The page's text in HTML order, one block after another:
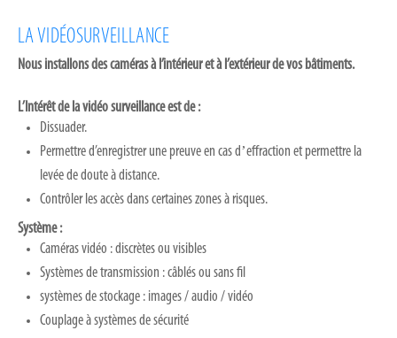
LA VIDÉOSURVEILLANCE
Nous installons des caméras à l’intérieur et à l’extérieur de vos bâtiments.
L’Intérêt de la vidéo surveillance est de :
Dissuader.
Permettre d’enregistrer une preuve en cas dʼeffraction et permettre la
levée de doute à distance.
Contrôler les accès dans certaines zones à risques.
Système :
Caméras vidéo : discrètes ou visibles
Systèmes de transmission : câblés ou sans fil
systèmes de stockage : images / audio / vidéo
Couplage à systèmes de sécurité